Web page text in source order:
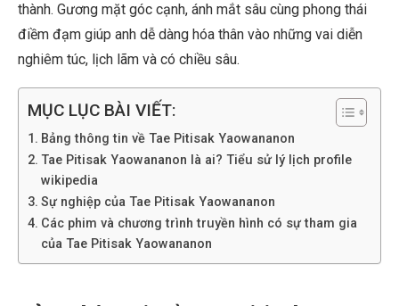
thành. Gương mặt góc cạnh, ánh mắt sâu cùng phong thái
điềm đạm giúp anh dễ dàng hóa thân vào những vai diễn
nghiêm túc, lịch lãm và có chiều sâu.
MỤC LỤC BÀI VIẾT:
Bảng thông tin về Tae Pitisak Yaowananon
Tae Pitisak Yaowananon là ai? Tiểu sử lý lịch profile
wikipedia
Sự nghiệp của Tae Pitisak Yaowananon
Các phim và chương trình truyền hình có sự tham gia
của Tae Pitisak Yaowananon